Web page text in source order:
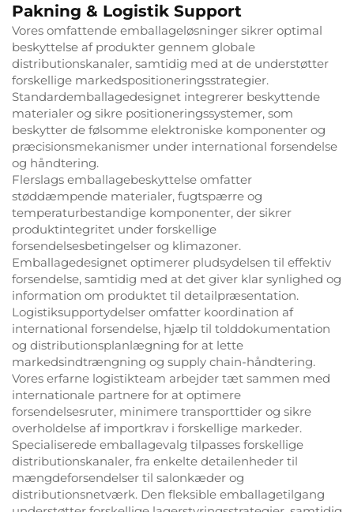
Pakning & Logistik Support
Vores omfattende emballageløsninger sikrer optimal
beskyttelse af produkter gennem globale
distributionskanaler, samtidig med at de understøtter
forskellige markedspositioneringsstrategier.
Standardemballagedesignet integrerer beskyttende
materialer og sikre positioneringssystemer, som
beskytter de følsomme elektroniske komponenter og
præcisionsmekanismer under international forsendelse
og håndtering.
Flerslags emballagebeskyttelse omfatter
støddæmpende materialer, fugtspærre og
temperaturbestandige komponenter, der sikrer
produktintegritet under forskellige
forsendelsesbetingelser og klimazoner.
Emballagedesignet optimerer pludsydelsen til effektiv
forsendelse, samtidig med at det giver klar synlighed og
information om produktet til detailpræsentation.
Logistiksupportydelser omfatter koordination af
international forsendelse, hjælp til tolddokumentation
og distributionsplanlægning for at lette
markedsindtrængning og supply chain-håndtering.
Vores erfarne logistikteam arbejder tæt sammen med
internationale partnere for at optimere
forsendelsesruter, minimere transporttider og sikre
overholdelse af importkrav i forskellige markeder.
Specialiserede emballagevalg tilpasses forskellige
distributionskanaler, fra enkelte detailenheder til
mængdeforsendelser til salonkæder og
distributionsnetværk. Den fleksible emballagetilgang